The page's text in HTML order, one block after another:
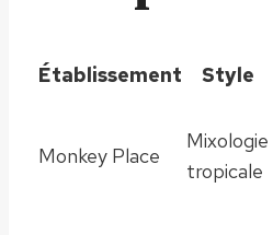
Établissement Style
Monkey Place
Mixologie
tropicale